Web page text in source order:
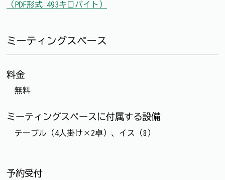
（PDF形式 493キロバイト）
ミーティングスペース
料金
無料
ミーティングスペースに付属する設備
テーブル（4人掛け×2卓）、イス（8）
予約受付